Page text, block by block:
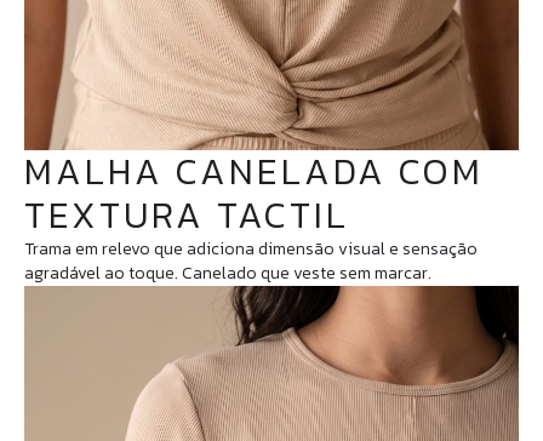
MALHA CANELADA COM
TEXTURA TACTIL
Trama em relevo que adiciona dimensão visual e sensação
agradável ao toque. Canelado que veste sem marcar.